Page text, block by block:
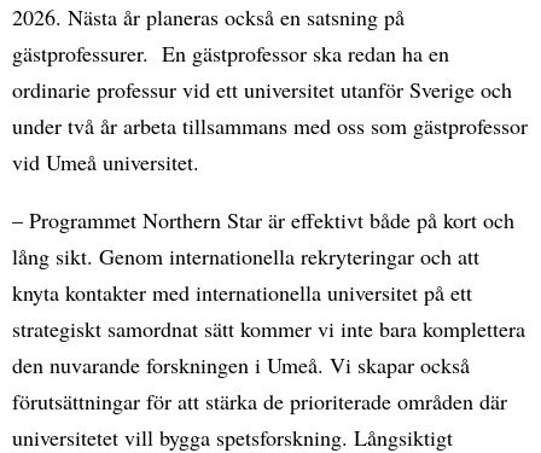
2026. Nästa år planeras också en satsning på
gästprofessurer. En gästprofessor ska redan ha en
ordinarie professur vid ett universitet utanför Sverige och
under två år arbeta tillsammans med oss som gästprofessor
vid Umeå universitet.
– Programmet Northern Star är effektivt både på kort och
lång sikt. Genom internationella rekryteringar och att
knyta kontakter med internationella universitet på ett
strategiskt samordnat sätt kommer vi inte bara komplettera
den nuvarande forskningen i Umeå. Vi skapar också
förutsättningar för att stärka de prioriterade områden där
universitetet vill bygga spetsforskning. Långsiktigt